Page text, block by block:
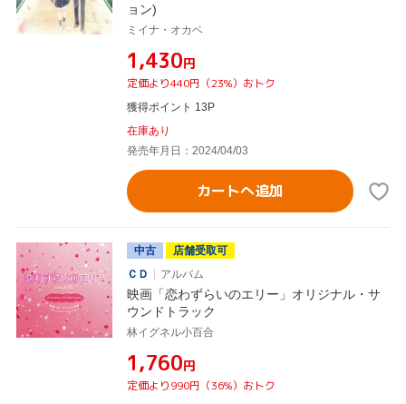
ョン)
ミイナ・オカベ
¥1,430円
定価より440円（23%）おトク
獲得ポイント 13P
在庫あり
発売年月日：2024/04/03
カートへ追加
中古
店舗受取可
ＣＤ
アルバム
映画「恋わずらいのエリー」オリジナル・サ
ウンドトラック
林イグネル小百合
¥1,760円
定価より990円（36%）おトク